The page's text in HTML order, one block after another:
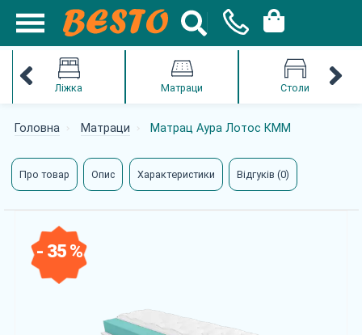
Ліжка Матраци Столи
Головна Матраци Матрац Аура Лотос КММ
Про товар Опис Характеристики Відгуків (0)
- 35 %